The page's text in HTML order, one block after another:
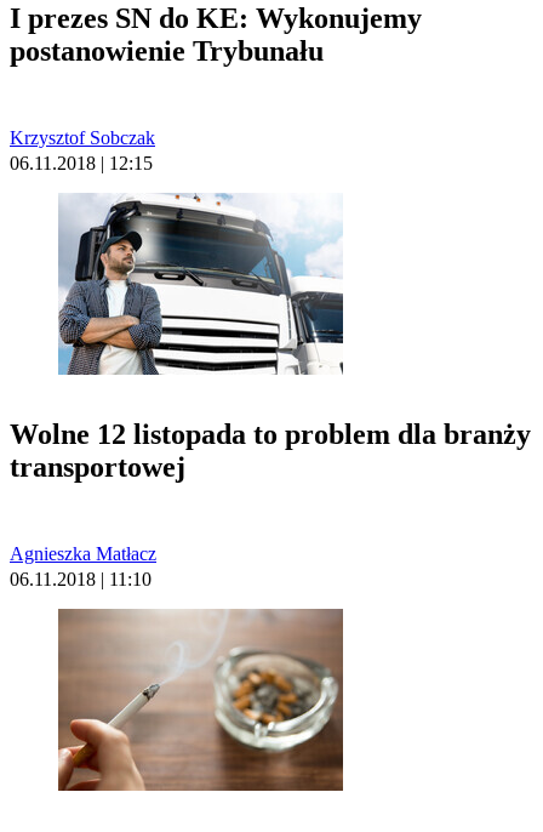
I prezes SN do KE: Wykonujemy
postanowienie Trybunału
Krzysztof Sobczak
06.11.2018 | 12:15
Wolne 12 listopada to problem dla branży
transportowej
Agnieszka Matłacz
06.11.2018 | 11:10